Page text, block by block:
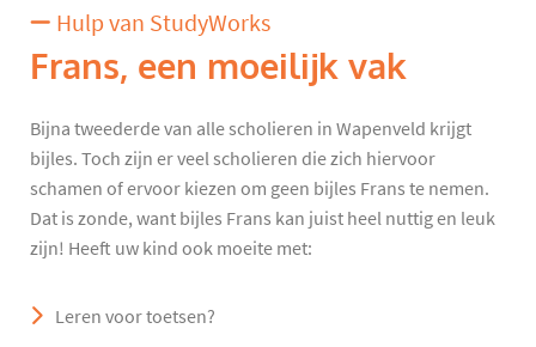
Hulp van StudyWorks
Frans, een moeilijk vak
Bijna tweederde van alle scholieren in Wapenveld krijgt
bijles. Toch zijn er veel scholieren die zich hiervoor
schamen of ervoor kiezen om geen bijles Frans te nemen.
Dat is zonde, want bijles Frans kan juist heel nuttig en leuk
zijn! Heeft uw kind ook moeite met:
Leren voor toetsen?